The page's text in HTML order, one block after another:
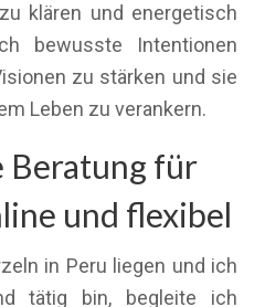
klären und energetisch
bewusste Intentionen
zu stärken und sie
Leben zu verankern.
Beratung für
und flexibel
in Peru liegen und ich
tätig bin, begleite ich